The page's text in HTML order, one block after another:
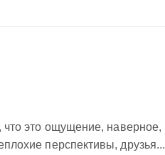
что это ощущение, наверное,
перспективы, друзья...